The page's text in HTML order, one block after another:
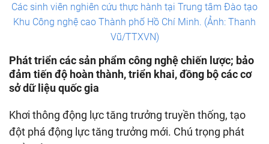
Các sinh viên nghiên cứu thực hành tại Trung tâm Đào tạo
Khu Công nghệ cao Thành phố Hồ Chí Minh. (Ảnh: Thanh
Vũ/TTXVN)
Phát triển các sản phẩm công nghệ chiến lược; bảo
đảm tiến độ hoàn thành, triển khai, đồng bộ các cơ
sở dữ liệu quốc gia
Khơi thông động lực tăng trưởng truyền thống, tạo
đột phá động lực tăng trưởng mới. Chú trọng phát